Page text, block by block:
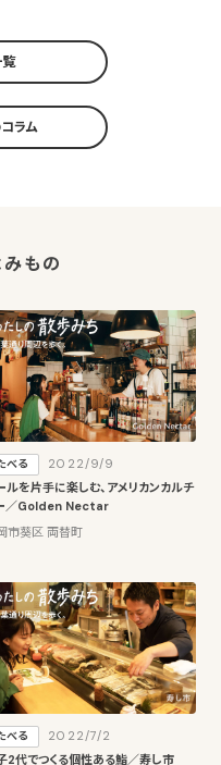
覧
ラム
もの
べる
2022/9/9
ルを片手に楽しむ、アメリカンカルチ
／Golden Nectar
市葵区 両替町
べる
2022/7/2
2代でつくる個性ある鮨／寿し市